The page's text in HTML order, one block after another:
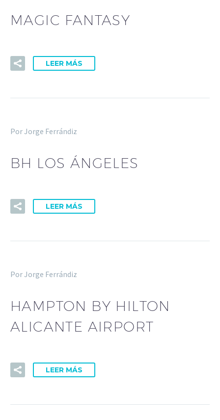
MAGIC FANTASY
LEER MÁS
Por Jorge Ferrándiz
BH LOS ÁNGELES
LEER MÁS
Por Jorge Ferrándiz
HAMPTON BY HILTON
ALICANTE AIRPORT
LEER MÁS